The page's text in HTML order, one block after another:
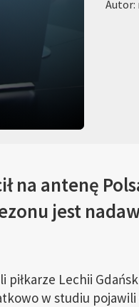
Autor:
na antenę
jest
Lechii
w studiu